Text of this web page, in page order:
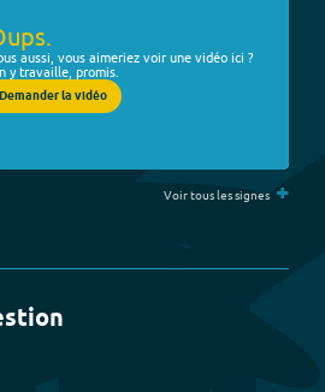
aussi, vous aimeriez voir une vidéo ici ?
y travaille, promis.
Demander la vidéo
Voir tous les signes +